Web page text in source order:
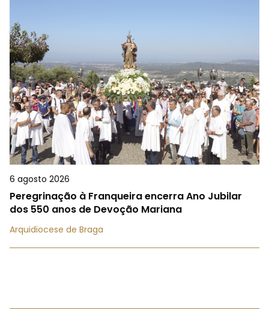
6 agosto 2026
Peregrinação à Franqueira encerra Ano Jubilar
dos 550 anos de Devoção Mariana
Arquidiocese de Braga